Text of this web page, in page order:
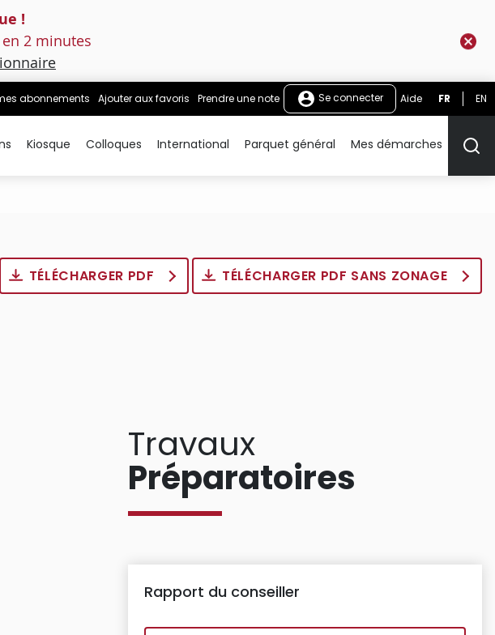
!
2 minutes
abonnements Ajouter aux favoris Prendre une note Se connecter Aide FR EN
Kiosque Colloques International Parquet général Mes démarches
TÉLÉCHARGER PDF TÉLÉCHARGER PDF SANS ZONAGE
Travaux
Préparatoires
Rapport du conseiller